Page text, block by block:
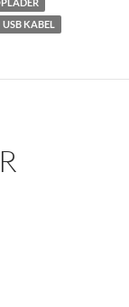
USB KABEL